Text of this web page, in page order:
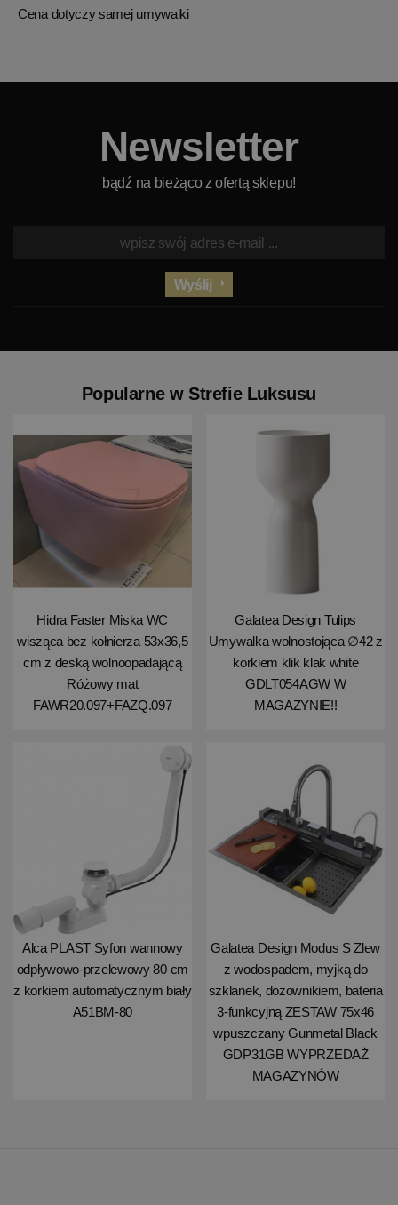
Cena dotyczy samej umywalki
Newsletter
bądź na bieżąco z ofertą sklepu!
Wyślij
Popularne w Strefie Luksusu
Hidra Faster Miska WC
wisząca bez kołnierza 53x36,5
cm z deską wolnoopadającą
Różowy mat
FAWR20.097+FAZQ.097
Galatea Design Tulips
Umywalka wolnostojąca ∅42 z
korkiem klik klak white
GDLT054AGW W
MAGAZYNIE!!
Alca PLAST Syfon wannowy
odpływowo-przelewowy 80 cm
z korkiem automatycznym biały
A51BM-80
Galatea Design Modus S Zlew
z wodospadem, myjką do
szklanek, dozownikiem, bateria
3-funkcyjną ZESTAW 75x46
wpuszczany Gunmetal Black
GDP31GB WYPRZEDAŻ
MAGAZYNÓW